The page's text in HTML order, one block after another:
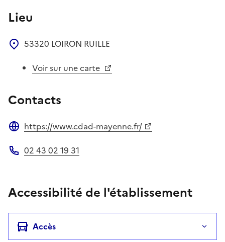
Lieu
53320 LOIRON RUILLE
Voir sur une carte
Contacts
https://www.cdad-mayenne.fr/
02 43 02 19 31
Accessibilité de l'établissement
Accès